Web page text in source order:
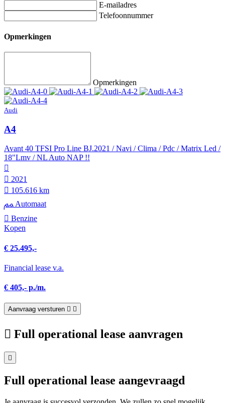
E-mailadres
Telefoonnummer
Opmerkingen
Opmerkingen
Audi
A4
Avant 40 TFSI Pro Line BJ.2021 / Navi / Clima / Pdc / Matrix Led /
18"Lmv / NL Auto NAP !!
2021
105.616 km
Automaat
Benzine
Kopen
€ 25.495,-
Financial lease v.a.
€ 405,- p./m.
Aanvraag versturen
Full operational lease aanvragen
Full operational lease aangevraagd